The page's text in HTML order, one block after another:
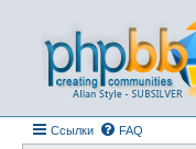
Ссылки FAQ